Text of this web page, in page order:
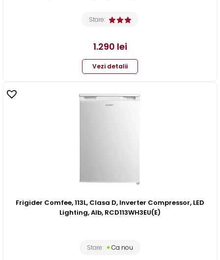
Stare:
1.290 lei
Vezi detalii
Frigider Comfee, 113L, Clasa D, Inverter Compressor, LED
Lighting, Alb, RCD113WH3EU(E)
Stare: Ca nou